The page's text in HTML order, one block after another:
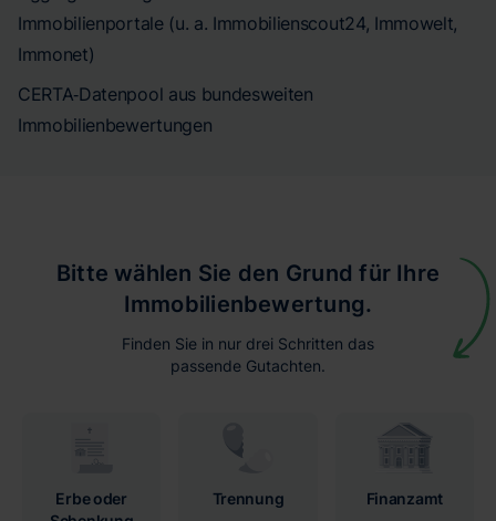
Immobilienportale (u. a. Immobilienscout24, Immowelt,
Immonet)
CERTA‑Datenpool aus bundesweiten
Immobilienbewertungen
Bitte wählen Sie den Grund für Ihre
Immobilienbewertung.
Finden Sie in nur drei Schritten das
passende Gutachten.
Erbe oder
Trennung Finanzamt